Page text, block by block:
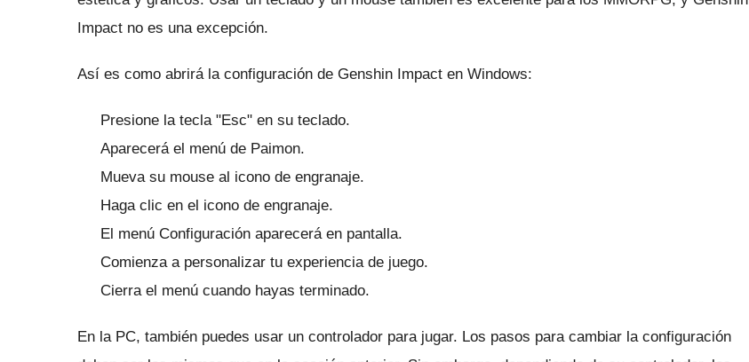
Impact no es una excepción.
Así es como abrirá la configuración de Genshin Impact en Windows:
Presione la tecla "Esc" en su teclado.
Aparecerá el menú de Paimon.
Mueva su mouse al icono de engranaje.
Haga clic en el icono de engranaje.
El menú Configuración aparecerá en pantalla.
Comienza a personalizar tu experiencia de juego.
Cierra el menú cuando hayas terminado.
En la PC, también puedes usar un controlador para jugar. Los pasos para cambiar la configuración